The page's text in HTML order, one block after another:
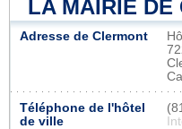
LA MAIRIE DE
Adresse de Clermont
Téléphone de l'hôtel
de ville